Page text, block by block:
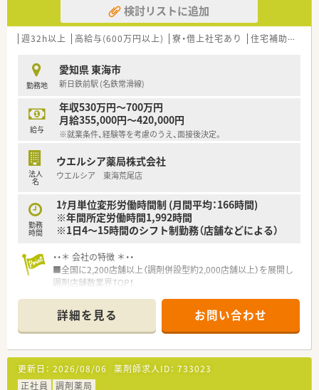
況に合わせて柔軟に働ける環境があります。
■薬局勤務を経て、別の視点から地域医療に貢献するために本部
での勤務を希望し、活躍している社員もいます。
検討リストに追加
週32h以上 高給与(600万円以上) 寮・借上社宅あり 住宅補助(手当)あり
勤務地
愛知県 東海市
新日鉄前駅 (名鉄常滑線)
給与
年収530万円～700万円
月給355,000円～420,000円
※就業条件、経験等を考慮のうえ、面接後決定。
法人
名
ウエルシア薬局株式会社
ウエルシア 東海荒尾店
勤務
時間
1ｹ月単位変形労働時間制 (月間平均：166時間)
※年間所定労働時間1,992時間
※1日4～15時間のシフト制勤務（店舗などによる）
・・＊ 会社の特徴 ＊・・
■全国に2,200店舗以上（調剤併設型約2,000店舗以上）を展開し
調剤店舗数業界TOP！
頑張り次第で高給与も可能！
■経験や勤務コースによりますが、経験の少ない方でも500万前
半スタートと業界TOP水準！
■職種や職域に合わせ、豊富な社内研修や外部組織と連携した研
修を用意されています
■薬剤師が中心の会社だからこそ活躍できるキャリアパスが多
種多様に用意されています。
詳細を見る お問い合わせ
更新日： 2026/08/06 薬剤師求人ID： 733023
正社員
調剤薬局